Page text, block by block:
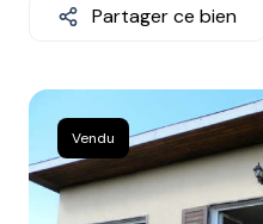
Notre
Estimation
Contact
Partager ce bien
Vendu